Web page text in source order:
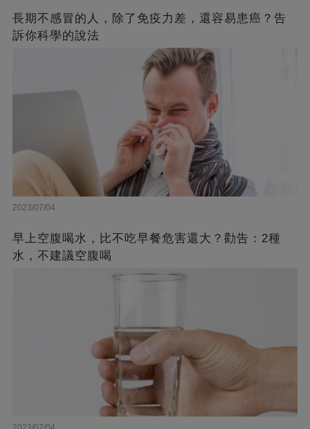
長期不感冒的人，除了免疫力差，還容易患癌？告
訴你科學的說法
2023/07/04
早上空腹喝水，比不吃早餐危害還大？勸告：2種
水，不建議空腹喝